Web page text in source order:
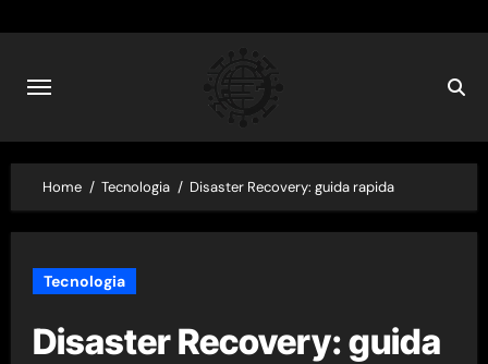
content
Home Tecnologia Disaster Recovery: guida rapida
Tecnologia
Disaster Recovery: guida